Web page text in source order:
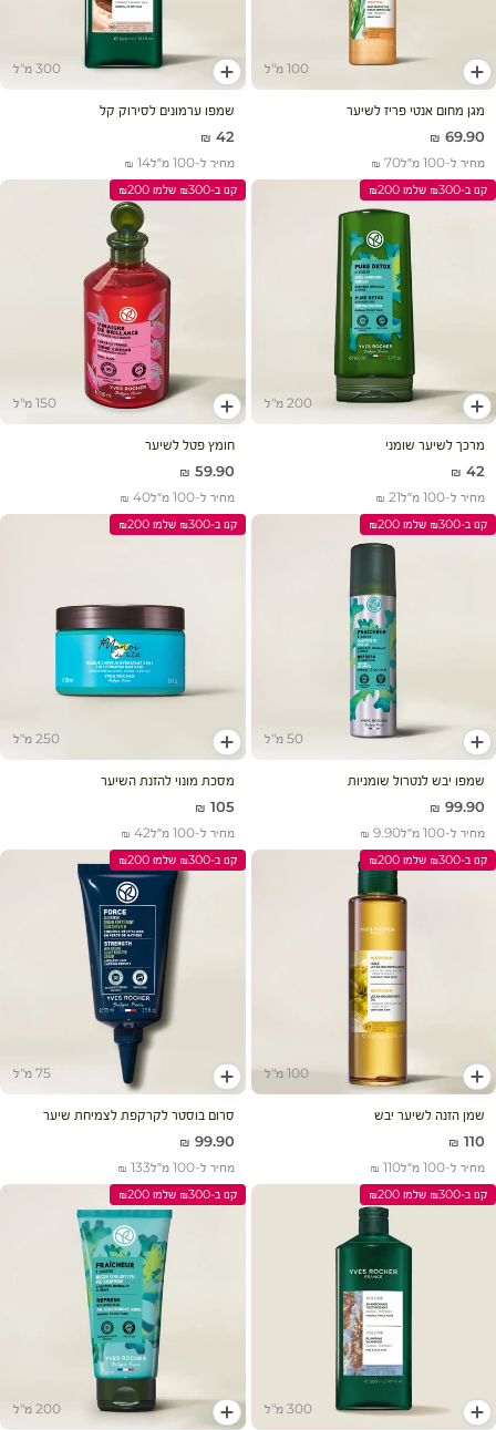
100 מ"ל
הוסף לעגלה
מגן מחום אנטי פריז לשיער
מחיר מבצע
69.90 ₪
מחיר ל-100 מ״ל 70 ₪
300 מ"ל
הוסף לעגלה
שמפו ערמונים לסירוק קל
מחיר מבצע
42 ₪
מחיר ל-100 מ״ל 14 ₪
קנו ב-₪300 שלמו ₪200
200 מ"ל
הוסף לעגלה
מרכך לשיער שומני
מחיר מבצע
42 ₪
מחיר ל-100 מ״ל 21 ₪
קנו ב-₪300 שלמו ₪200
150 מ"ל
הוסף לעגלה
חומץ פטל לשיער
מחיר מבצע
59.90 ₪
מחיר ל-100 מ״ל 40 ₪
קנו ב-₪300 שלמו ₪200
50 מ"ל
הוסף לעגלה
שמפו יבש לנטרול שומניות
מחיר מבצע
99.90 ₪
מחיר ל-100 מ״ל 9.90 ₪
קנו ב-₪300 שלמו ₪200
250 מ"ל
הוסף לעגלה
מסכת מונוי להזנת השיער
מחיר מבצע
105 ₪
מחיר ל-100 מ״ל 42 ₪
קנו ב-₪300 שלמו ₪200
100 מ"ל
הוסף לעגלה
שמן הזנה לשיער יבש
מחיר מבצע
110 ₪
מחיר ל-100 מ״ל 110 ₪
קנו ב-₪300 שלמו ₪200
75 מ"ל
הוסף לעגלה
סרום בוסטר לקרקפת לצמיחת שיער
מחיר מבצע
99.90 ₪
מחיר ל-100 מ״ל 133 ₪
קנו ב-₪300 שלמו ₪200
300 מ"ל
הוסף לעגלה
קנו ב-₪300 שלמו ₪200
200 מ"ל
הוסף לעגלה